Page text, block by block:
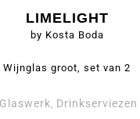
LIMELIGHT
by Kosta Boda
Wijnglas groot, set van 2
Glaswerk, Drinkserviezen